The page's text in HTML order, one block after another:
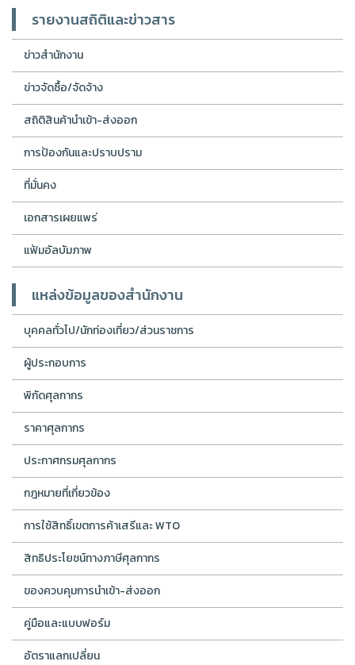
รายงานสถิติและข่าวสาร
ข่าวสำนักงาน
ข่าวจัดซื้อ/จัดจ้าง
สถิติสินค้านำเข้า-ส่งออก
การป้องกันและปราบปราม
ที่มั่นคง
เอกสารเผยแพร่
แฟ้มอัลบัมภาพ
แหล่งข้อมูลของสำนักงาน
บุคคลทั่วไป/นักท่องเที่ยว/ส่วนราชการ
ผู้ประกอบการ
พิกัดศุลกากร
ราคาศุลกากร
ประกาศกรมศุลกากร
กฎหมายที่เกี่ยวข้อง
การใช้สิทธิ์เขตการค้าเสรีและ WTO
สิทธิประโยชน์ทางภาษีศุลกากร
ของควบคุมการนำเข้า-ส่งออก
คู่มือและแบบฟอร์ม
อัตราแลกเปลี่ยน